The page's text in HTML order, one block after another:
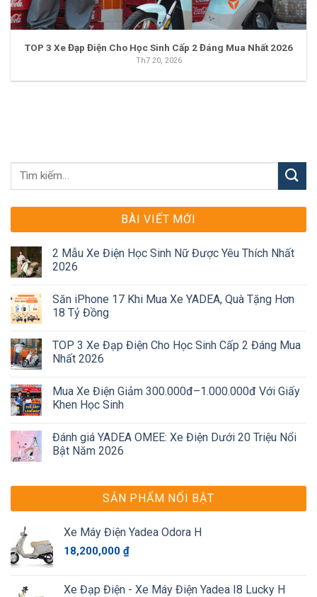
TOP 3 Xe Đạp Điện Cho Học Sinh Cấp 2 Đáng Mua Nhất 2026
Th7 20, 2026
BÀI VIẾT MỚI
2 Mẫu Xe Điện Học Sinh Nữ Được Yêu Thích Nhất
2026
Săn iPhone 17 Khi Mua Xe YADEA, Quà Tặng Hơn
18 Tỷ Đồng
TOP 3 Xe Đạp Điện Cho Học Sinh Cấp 2 Đáng Mua
Nhất 2026
Mua Xe Điện Giảm 300.000đ–1.000.000đ Với Giấy
Khen Học Sinh
Đánh giá YADEA OMEE: Xe Điện Dưới 20 Triệu Nổi
Bật Năm 2026
SẢN PHẨM NỔI BẬT
Xe Máy Điện Yadea Odora H
18,200,000 ₫
Xe Đạp Điện - Xe Máy Điện Yadea I8 Lucky H